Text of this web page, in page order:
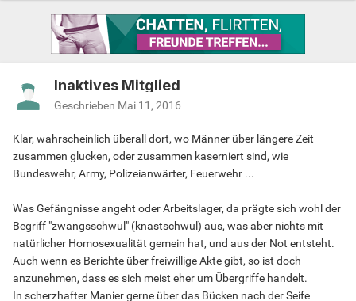
Inaktives Mitglied
Geschrieben Mai 11, 2016
Klar, wahrscheinlich überall dort, wo Männer über längere Zeit
zusammen glucken, oder zusammen kaserniert sind, wie
Bundeswehr, Army, Polizeianwärter, Feuerwehr ...
Was Gefängnisse angeht oder Arbeitslager, da prägte sich wohl der
Begriff "zwangsschwul" (knastschwul) aus, was aber nichts mit
natürlicher Homosexualität gemein hat, und aus der Not entsteht.
Auch wenn es Berichte über freiwillige Akte gibt, so ist doch
anzunehmen, dass es sich meist eher um Übergriffe handelt.
In scherzhafter Manier gerne über das Bücken nach der Seife